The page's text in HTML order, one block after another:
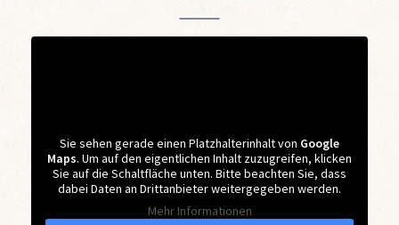
Sie sehen gerade einen Platzhalterinhalt von Google
Maps. Um auf den eigentlichen Inhalt zuzugreifen, klicken
Sie auf die Schaltfläche unten. Bitte beachten Sie, dass
dabei Daten an Drittanbieter weitergegeben werden.
Mehr Informationen